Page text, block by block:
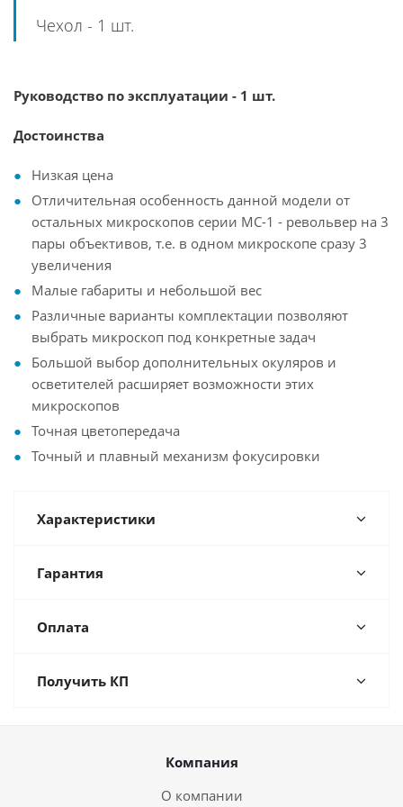
Чехол - 1 шт.
Руководство по эксплуатации - 1 шт.
Достоинства
Низкая цена
Отличительная особенность данной модели от
остальных микроскопов серии МС-1 - револьвер на 3
пары объективов, т.е. в одном микроскопе сразу 3
увеличения
Малые габариты и небольшой вес
Различные варианты комплектации позволяют
выбрать микроскоп под конкретные задач
Большой выбор дополнительных окуляров и
осветителей расширяет возможности этих
микроскопов
Точная цветопередача
Точный и плавный механизм фокусировки
Характеристики
Гарантия
Оплата
Получить КП
Компания
О компании